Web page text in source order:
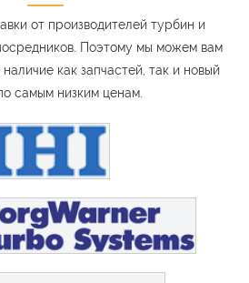
от производителей турбин и
Поэтому мы можем вам
как запчастей, так и новый
самым низким ценам.